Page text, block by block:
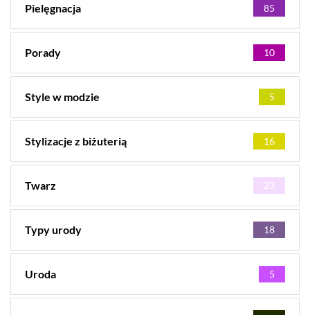
Pielęgnacja 85
Porady 10
Style w modzie 5
Stylizacje z biżuterią 16
Twarz 23
Typy urody 18
Uroda 5